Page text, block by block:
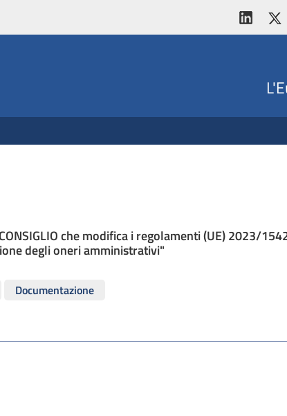
che modifica i regolamenti (UE) 2023/
degli oneri amministrativi"
Documentazione